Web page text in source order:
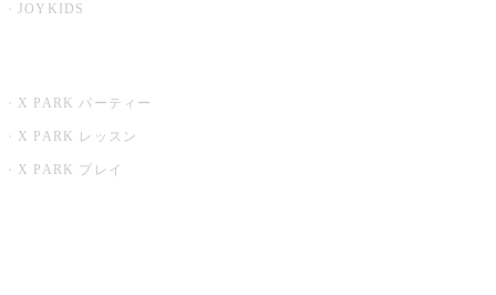
JOYKIDS
X PARK パーティー
X PARK レッスン
X PARK プレイ